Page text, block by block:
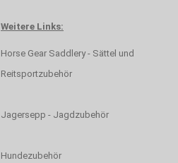
Weitere Links:
Horse Gear Saddlery - Sättel und
Reitsportzubehör
Jagersepp - Jagdzubehör
Hundezubehör